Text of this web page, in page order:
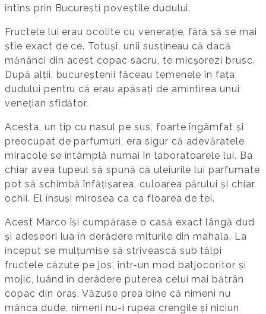
întins prin București poveștile dudului.
Fructele lui erau ocolite cu venerație, fără să se mai
știe exact de ce. Totuși, unii susțineau că dacă
mănânci din acest copac sacru, te micșorezi brusc.
După alții, bucureștenii făceau temenele în fața
dudului pentru că erau apăsați de amintirea unui
venețian sfidător.
Acesta, un tip cu nasul pe sus, foarte îngâmfat și
preocupat de parfumuri, era sigur că adevăratele
miracole se întâmplă numai în laboratoarele lui. Ba
chiar avea tupeul să spună că uleiurile lui parfumate
pot să schimbă înfățișarea, culoarea părului și chiar
ochii. El însuși mirosea ca ca floarea de tei.
Acest Marco își cumpărase o casă exact lângă dud
și adeseori lua în derâdere miturile din mahala. La
început se mulțumise să strivească sub tălpi
fructele căzute pe jos, într-un mod batjocoritor și
mojic, luând în derâdere puterea celui mai bătrân
copac din oraș. Văzuse prea bine că nimeni nu
mânca dude, nimeni nu-i rupea crengile și niciun